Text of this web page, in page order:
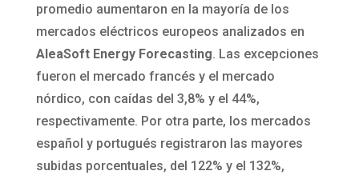
promedio aumentaron en la mayoría de los
mercados eléctricos europeos analizados en
AleaSoft Energy Forecasting. Las excepciones
fueron el mercado francés y el mercado
nórdico, con caídas del 3,8% y el 44%,
respectivamente. Por otra parte, los mercados
español y portugués registraron las mayores
subidas porcentuales, del 122% y el 132%,